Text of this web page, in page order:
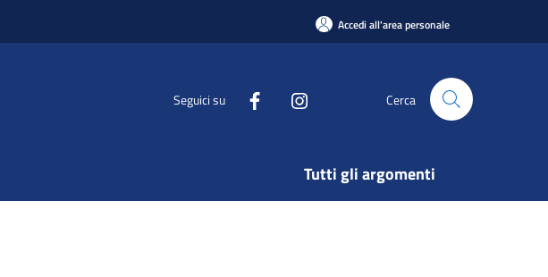
Accedi all'area personale
Seguici su Cerca
Tutti gli argomenti